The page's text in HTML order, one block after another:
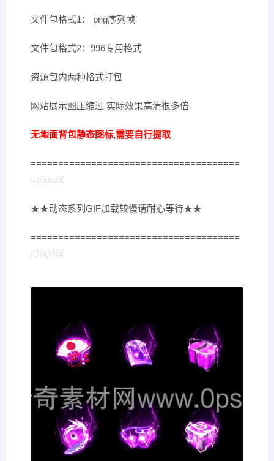
文件包格式1： png序列帧
文件包格式2：996专用格式
资源包内两种格式打包
网站展示图压缩过 实际效果高清很多倍
无地面背包静态图标,需要自行提取
======================================
======
★★动态系列GIF加载较慢请耐心等待★★
======================================
======